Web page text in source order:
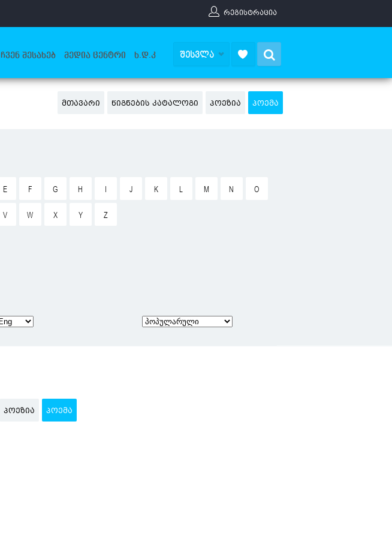
ᲠᲔᲒᲘᲡᲢᲠᲐᲪᲘᲐ
ᲩᲕᲔᲜ ᲨᲔᲡᲐᲮᲔᲑ ᲛᲔᲓᲘᲐ ᲪᲔᲜᲢᲠᲘ Ხ.Დ.Კ ᲨᲔᲡᲕᲚᲐ
ᲛᲗᲐᲕᲐᲠᲘ ᲬᲘᲒᲜᲔᲑᲘᲡ ᲙᲐᲢᲐᲚᲝᲒᲘ ᲞᲝᲔᲖᲘᲐ ᲞᲝᲔᲛᲐ
E F G H J K L M N O
V W X Y Z
ᲞᲝᲔᲖᲘᲐ ᲞᲝᲔᲛᲐ